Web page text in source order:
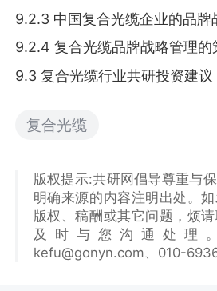
9.2.3 中国复合光缆企业的品牌
9.2.4 复合光缆品牌战略管理的
9.3 复合光缆行业共研投资建议
复合光缆
版权提示:共研网倡导尊重与
明确来源的内容注明出处。
版权、稿酬或其它问题，烦
及时与您沟通处理
kefu@gonyn.com、010-